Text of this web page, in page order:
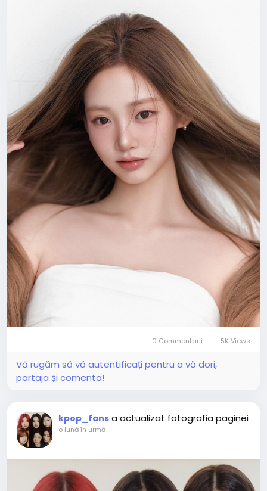
0 Commentarii 5K Views
Vă rugăm să vă autentificați pentru a vă dori,
partaja și comenta!
kpop_fans a actualizat fotografia paginei
o lună în urmă-